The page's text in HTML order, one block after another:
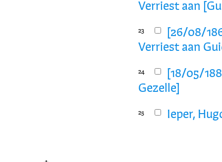
Verriest aan
23
[26/08/
Verriest aan
24
[18/05/
Gezelle]
25 Ieper,